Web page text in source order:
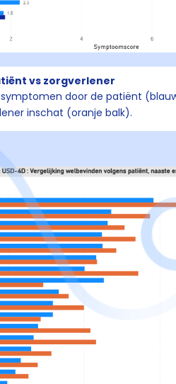
vs zorgverlener
door de patiënt
inschat (oranje balk).